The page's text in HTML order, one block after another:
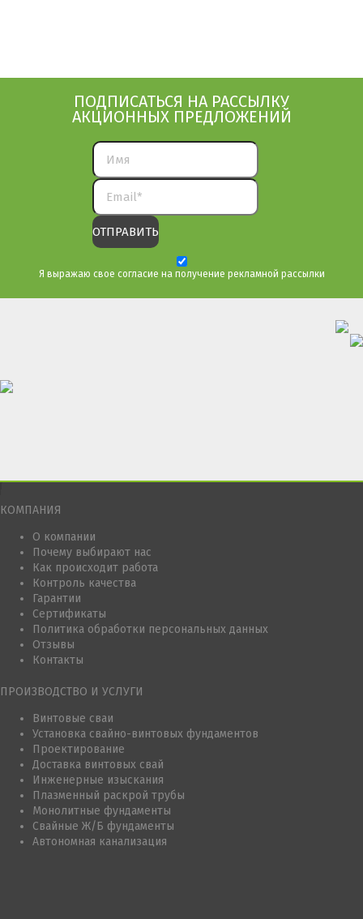
ПОДПИСАТЬСЯ НА РАССЫЛКУ
АКЦИОННЫХ ПРЕДЛОЖЕНИЙ
Я выражаю свое согласие на получение рекламной рассылки
КОМПАНИЯ
О компании
Почему выбирают нас
Как происходит работа
Контроль качества
Гарантии
Сертификаты
Политика обработки персональных данных
Отзывы
Контакты
ПРОИЗВОДСТВО И УСЛУГИ
Винтовые сваи
Установка свайно-винтовых фундаментов
Проектирование
Доставка винтовых свай
Инженерные изыскания
Плазменный раскрой трубы
Монолитные фундаменты
Свайные Ж/Б фундаменты
Автономная канализация